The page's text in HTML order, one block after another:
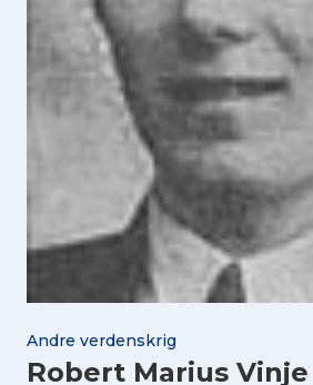
Andre verdenskrig
Robert Marius Vinje